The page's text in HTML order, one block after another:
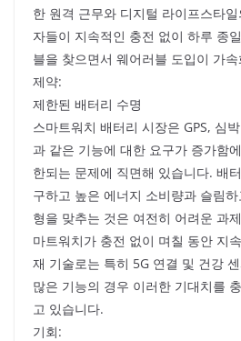
한 원격 근무와 디지털 라이프스타
자들이 지속적인 충전 없이 하루 종
블을 찾으면서 웨어러블 도입이 가
제약:
제한된 배터리 수명
스마트워치 배터리 시장은 GPS, 심
과 같은 기능에 대한 요구가 증가함
한되는 문제에 직면해 있습니다. 배
구하고 높은 에너지 소비량과 슬림
형을 맞추는 것은 여전히 어려운 과
마트워치가 충전 없이 며칠 동안 지
재 기술로는 특히 5G 연결 및 건강
많은 기능의 경우 이러한 기대치를
고 있습니다.
기회: